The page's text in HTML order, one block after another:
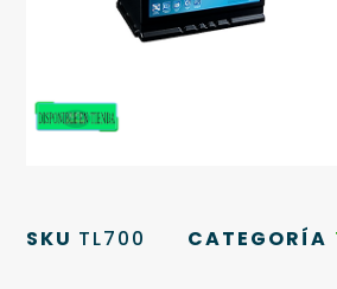
SKU TL700 CATEGORÍA